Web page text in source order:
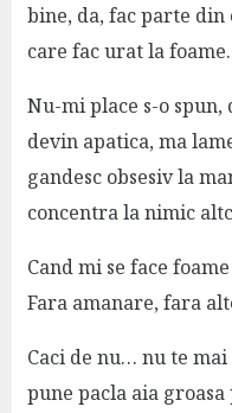
bine, da, fac parte din
care fac urat la foame.
Nu-mi place s-o spun,
devin apatica, ma
gandesc obsesiv la
concentra la nimic
Cand mi se face
Fara amanare, fara
Caci de nu… nu te
pune pacla aia